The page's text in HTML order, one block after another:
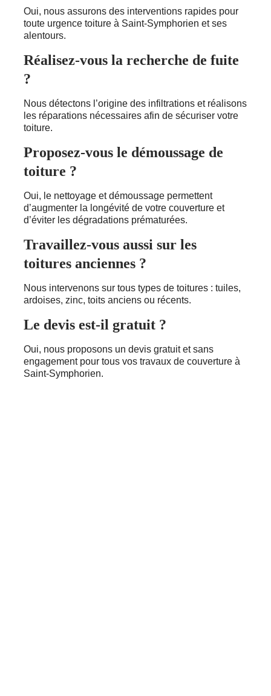
Oui, nous assurons des interventions rapides pour
toute urgence toiture à Saint-Symphorien et ses
alentours.
Réalisez-vous la recherche de fuite
?
Nous détectons l’origine des infiltrations et réalisons
les réparations nécessaires afin de sécuriser votre
toiture.
Proposez-vous le démoussage de
toiture ?
Oui, le nettoyage et démoussage permettent
d’augmenter la longévité de votre couverture et
d’éviter les dégradations prématurées.
Travaillez-vous aussi sur les
toitures anciennes ?
Nous intervenons sur tous types de toitures : tuiles,
ardoises, zinc, toits anciens ou récents.
Le devis est-il gratuit ?
Oui, nous proposons un devis gratuit et sans
engagement pour tous vos travaux de couverture à
Saint-Symphorien.